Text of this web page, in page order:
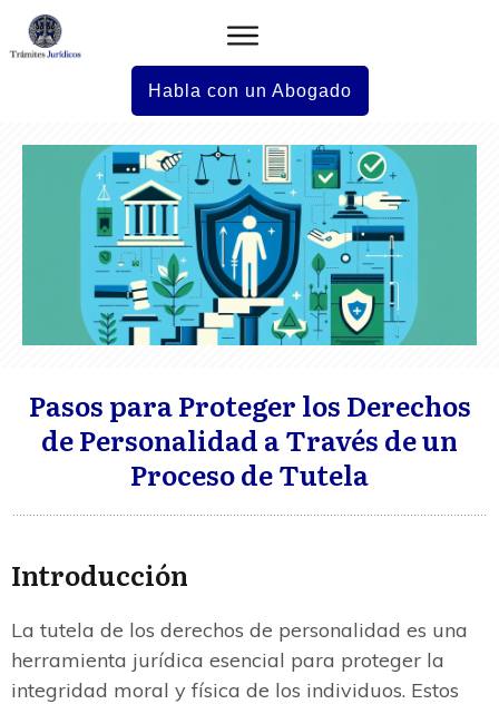
Habla con un Abogado
Pasos para Proteger los Derechos
de Personalidad a Través de un
Proceso de Tutela
Introducción
La tutela de los derechos de personalidad es una
herramienta jurídica esencial para proteger la
integridad moral y física de los individuos. Estos